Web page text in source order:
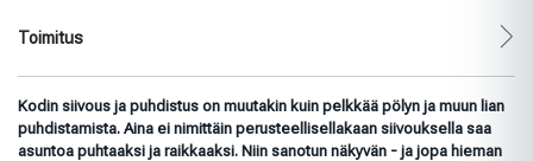
Toimitus
Kodin siivous ja puhdistus on muutakin kuin pelkkää pölyn ja muun lian
puhdistamista. Aina ei nimittäin perusteellisellakaan siivouksella saa
asuntoa puhtaaksi ja raikkaaksi. Niin sanotun näkyvän - ja jopa hieman